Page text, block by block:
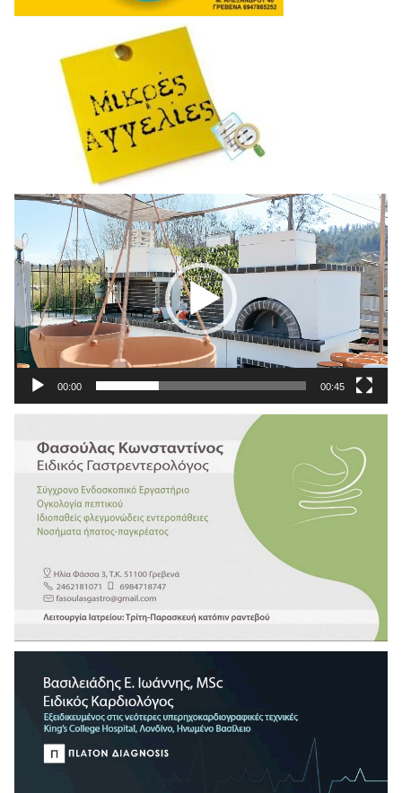
Πρόγραμμα
Αναπαραγωγής
Βίντεο
00:00 00:45